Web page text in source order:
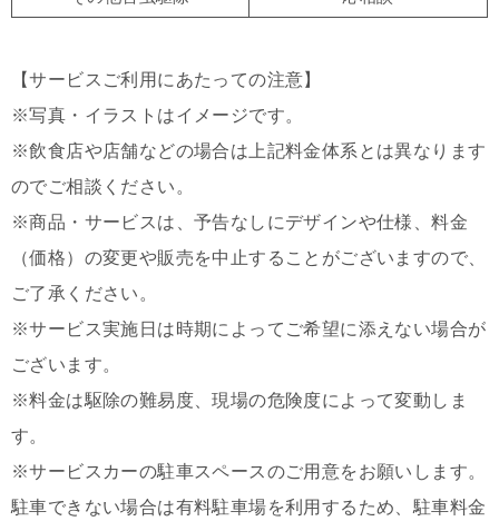
【サービスご利用にあたっての注意】
※写真・イラストはイメージです。
※飲食店や店舗などの場合は上記料金体系とは異なります
のでご相談ください。
※商品・サービスは、予告なしにデザインや仕様、料金
（価格）の変更や販売を中止することがございますので、
ご了承ください。
※サービス実施日は時期によってご希望に添えない場合が
ございます。
※料金は駆除の難易度、現場の危険度によって変動しま
す。
※サービスカーの駐車スペースのご用意をお願いします。
駐車できない場合は有料駐車場を利用するため、駐車料金